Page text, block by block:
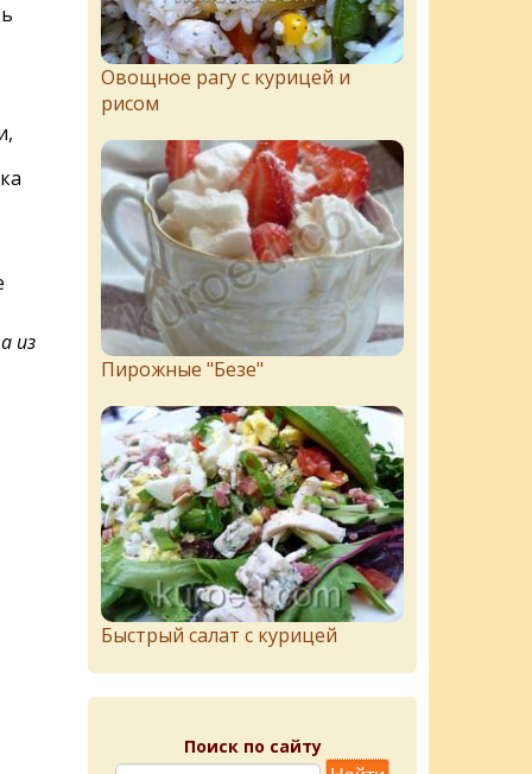
из
Овощное рагу с курицей и
рисом
Пирожныe "Бeзe"
Быстрый салат с курицей
Поиск по сайту